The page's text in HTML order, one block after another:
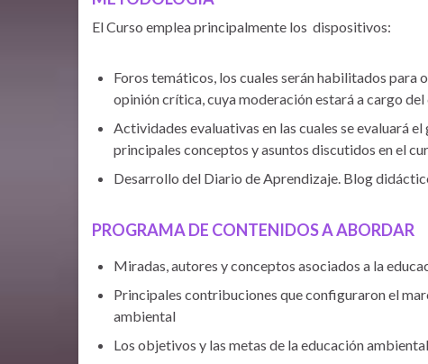
El Curso emplea principalmente los dispositivos:
Foros temáticos, los cuales serán habilitados
opinión crítica, cuya moderación estará a cargo
Actividades evaluativas en las cuales se evaluará
principales conceptos y asuntos discutidos en el
Desarrollo del Diario de Aprendizaje. Blog
PROGRAMA DE CONTENIDOS A ABORDAR
Miradas, autores y conceptos asociados a la
Principales contribuciones que configuraron el
ambiental
Los objetivos y las metas de la educación ambiental